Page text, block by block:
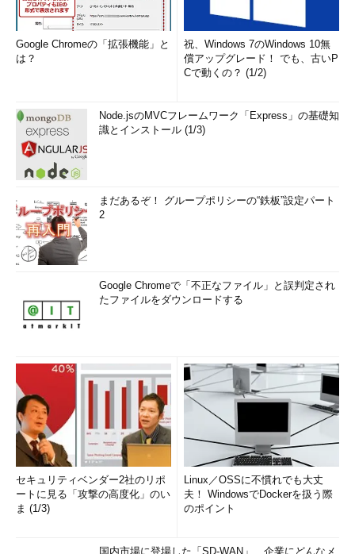
Google Chromeの「拡張機能」と
は？
祝、Windows 7のWindows 10無
償アップグレード！ でも、古いP
Cで動くの？ (1/2)
Node.jsのMVCフレームワーク「Express」の基礎知
識とインストール (1/3)
まだあるぞ！ グループポリシーの“鉄板”設定パート
2
Google Chromeで「不正なファイル」と誤判定され
たファイルをダウンロードする
セキュリティベンダー2社のリポ
ートに見る「攻撃の高度化」のい
ま (1/3)
Linux／OSSに不慣れでも大丈
夫！ WindowsでDockerを扱う際
のポイント
国内市場に登場した「SD-WAN」、企業にどんなメ